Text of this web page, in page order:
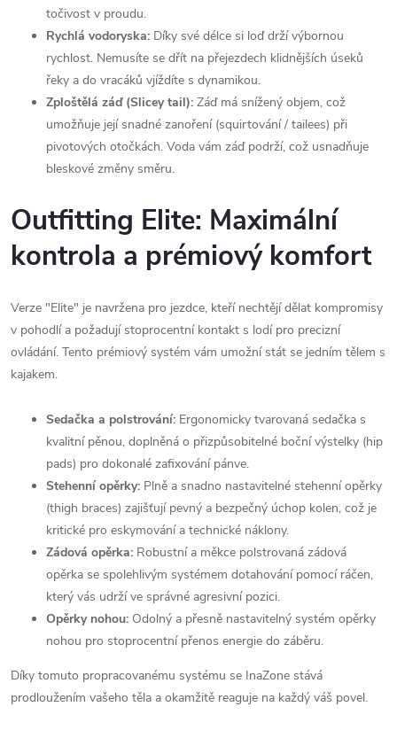
točivost v proudu.
Rychlá vodoryska: Díky své délce si loď drží výbornou
rychlost. Nemusíte se dřít na přejezdech klidnějších úseků
řeky a do vracáků vjíždíte s dynamikou.
Zploštělá záď (Slicey tail): Záď má snížený objem, což
umožňuje její snadné zanoření (squirtování / tailees) při
pivotových otočkách. Voda vám záď podrží, což usnadňuje
bleskové změny směru.
Outfitting Elite: Maximální
kontrola a prémiový komfort
Verze "Elite" je navržena pro jezdce, kteří nechtějí dělat kompromisy
v pohodlí a požadují stoprocentní kontakt s lodí pro precizní
ovládání. Tento prémiový systém vám umožní stát se jedním tělem s
kajakem.
Sedačka a polstrování: Ergonomicky tvarovaná sedačka s
kvalitní pěnou, doplněná o přizpůsobitelné boční výstelky (hip
pads) pro dokonalé zafixování pánve.
Stehenní opěrky: Plně a snadno nastavitelné stehenní opěrky
(thigh braces) zajišťují pevný a bezpečný úchop kolen, což je
kritické pro eskymování a technické náklony.
Zádová opěrka: Robustní a měkce polstrovaná zádová
opěrka se spolehlivým systémem dotahování pomocí ráčen,
který vás udrží ve správné agresivní pozici.
Opěrky nohou: Odolný a přesně nastavitelný systém opěrky
nohou pro stoprocentní přenos energie do záběru.
Díky tomuto propracovanému systému se InaZone stává
prodloužením vašeho těla a okamžitě reaguje na každý váš povel.